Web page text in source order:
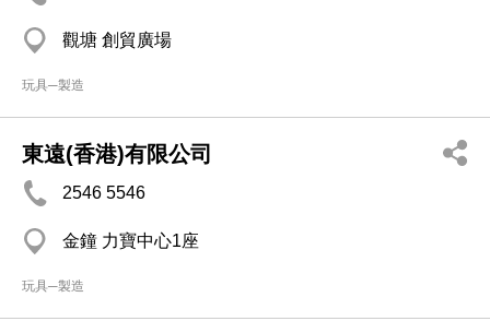
觀塘 創貿廣場
玩具─製造
東遠(香港)有限公司
2546 5546
金鐘 力寶中心1座
玩具─製造